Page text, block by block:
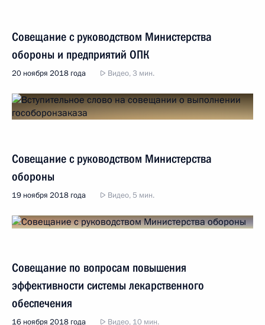
Совещание с руководством Министерства
обороны и предприятий ОПК
20 ноября 2018 года Видео, 3 мин.
Совещание с руководством Министерства
обороны
19 ноября 2018 года Видео, 5 мин.
Совещание по вопросам повышения
эффективности системы лекарственного
обеспечения
16 ноября 2018 года Видео, 10 мин.